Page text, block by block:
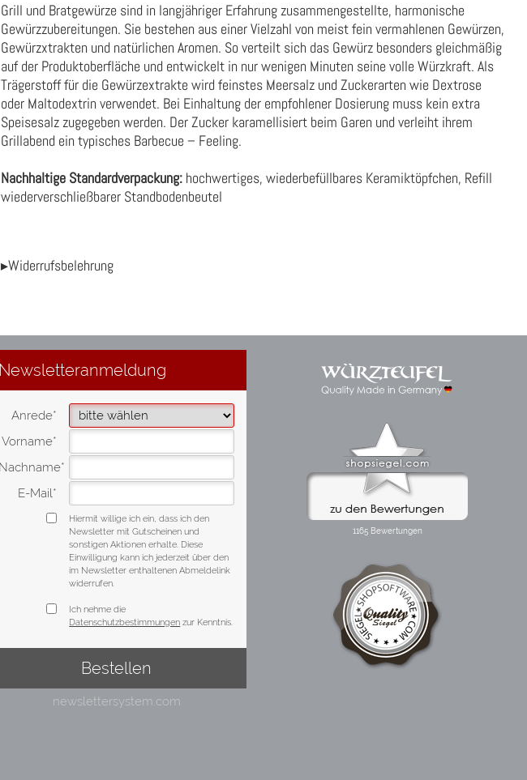
Grill und Bratgewürze sind in langjähriger Erfahrung zusammengestellte, harmonische
Gewürzzubereitungen. Sie bestehen aus einer Vielzahl von meist fein vermahlenen Gewürzen,
Gewürzxtrakten und natürlichen Aromen. So verteilt sich das Gewürz besonders gleichmäßig
auf der Produktoberfläche und entwickelt in nur wenigen Minuten seine volle Würzkraft. Als
Trägerstoff für die Gewürzextrakte wird feinstes Meersalz und Zuckerarten wie Dextrose
oder Maltodextrin verwendet. Bei Einhaltung der empfohlener Dosierung muss kein extra
Speisesalz zugegeben werden. Der Zucker karamellisiert beim Garen und verleiht ihrem
Grillabend ein typisches Barbecue – Feeling.
Nachhaltige Standardverpackung: hochwertiges, wiederbefüllbares Keramiktöpfchen, Refill
wiederverschließbarer Standbodenbeutel
▸Widerrufsbelehrung